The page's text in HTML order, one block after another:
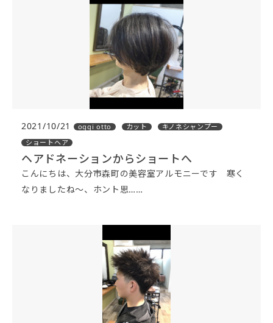
2021/10/21 oggi otto カット
キノネシャンプー
ショートヘア
ヘアドネーションからショートへ
こんにちは、大分市森町の美容室アルモニーです 寒く
なりましたね〜、ホント思……